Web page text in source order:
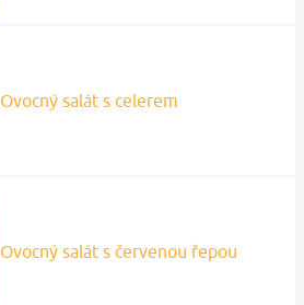
Ovocný salát s celerem
Ovocný salát s červenou řepou